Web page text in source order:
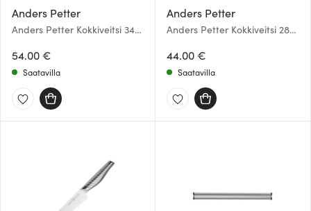
Anders Petter
Anders Petter Kokkiveitsi 34
54.00 €
Saatavilla
Anders Petter
Anders Petter Kokkiveitsi 28
44.00 €
Saatavilla